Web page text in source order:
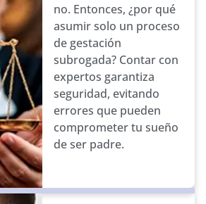
no. Entonces, ¿por qué
asumir solo un proceso
de gestación
subrogada? Contar con
expertos garantiza
seguridad, evitando
errores que pueden
comprometer tu sueño
de ser padre.